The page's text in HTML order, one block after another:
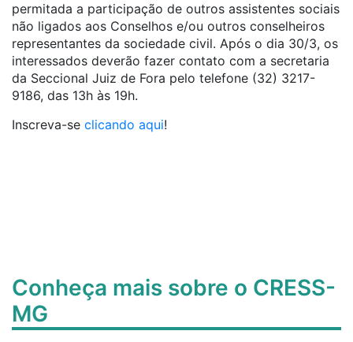
permitada a participação de outros assistentes sociais
não ligados aos Conselhos e/ou outros conselheiros
representantes da sociedade civil. Após o dia 30/3, os
interessados deverão fazer contato com a secretaria
da Seccional Juiz de Fora pelo telefone (32) 3217-
9186, das 13h às 19h.
Inscreva-se clicando aqui!
Conheça mais sobre o CRESS-
MG